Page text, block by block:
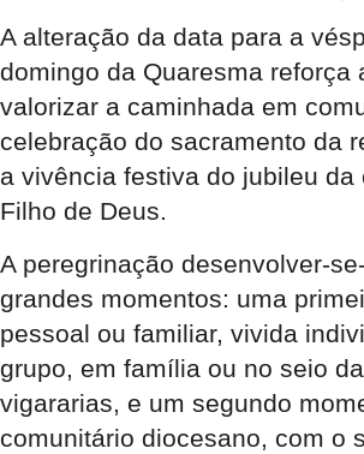
A alteração da data para a
domingo da Quaresma reforça
valorizar a caminhada em
celebração do sacramento da
a vivência festiva do jubileu da
Filho de Deus.
A peregrinação desenvolver-
grandes momentos: uma
pessoal ou familiar, vivida
grupo, em família ou no seio
vigararias, e um segundo
comunitário diocesano, com o